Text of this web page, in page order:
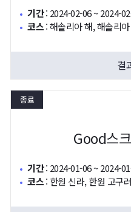
기간: 2024-02-06 ~ 2024-
코스:해솔리아 해, 해솔리
결
종료
Good스
기간: 2024-01-06 ~ 2024-
코스: 한원 신라, 한원 고구